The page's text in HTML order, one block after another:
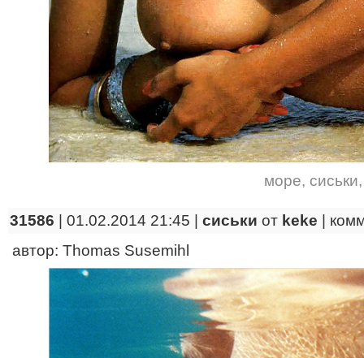
море, сиськи
31586 | 01.02.2014 21:45 | сиськи от keke
автор: Thomas Susemihl